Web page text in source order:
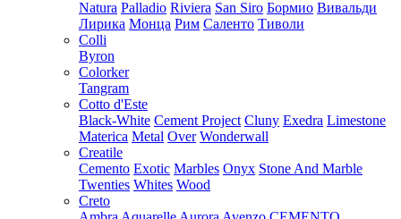
Natura Palladio Riviera San Siro Бормио Вивальди
Лирика Монца Рим Саленто Тиволи
Colli
Byron
Colorker
Tangram
Cotto d'Este
Black-White Cement Project Cluny Exedra Limestone
Materica Metal Over Wonderwall
Creatile
Cemento Exotic Marbles Onyx Stone And Marble
Twenties Whites Wood
Creto